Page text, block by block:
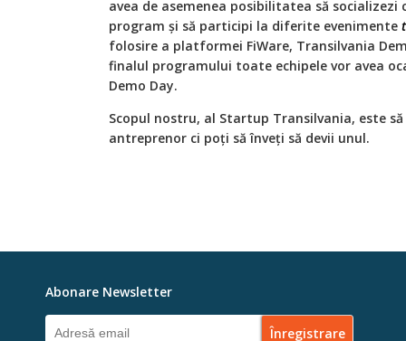
avea de asemenea posibilitatea să
program și să participi la diferite evenimente
folosire a platformei FiWare, Transilvania
finalul programului toate echipele vor avea
Demo Day.
Scopul nostru, al Startup Transilvania, este
antreprenor ci poți să înveți să devii unul.
Abonare Newsletter